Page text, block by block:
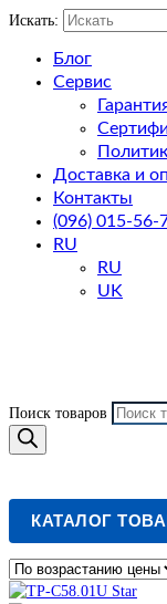
Искать:
Блог
Сервис
Доставка и
Контакты
(096) 015-56-
RU
RU
UK
Поиск товаров
КАТАЛОГ